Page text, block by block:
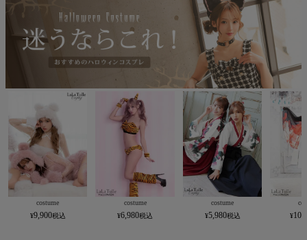
costume
9,900
costume
6,980
costume
5,980